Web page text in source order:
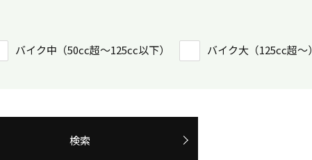
バイク中（50cc超〜125cc以下） バイク大（125cc超〜）
検索